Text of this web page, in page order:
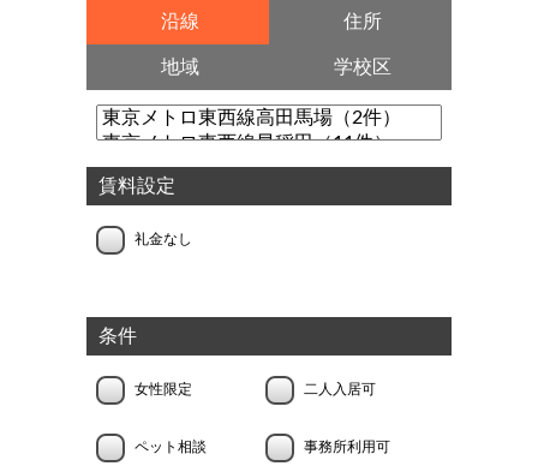
沿線 住所
地域 学校区
賃料設定
礼金なし
条件
女性限定 二人入居可
ペット相談 事務所利用可